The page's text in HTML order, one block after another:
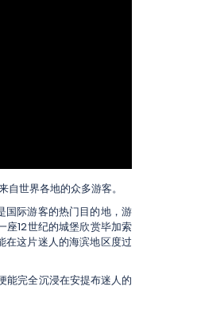
世界各地的众多游客。
国际游客的热门目的地，游
座12世纪的城堡欣赏毕加索
在这片迷人的海滨地区度过
能完全沉浸在安提布迷人的